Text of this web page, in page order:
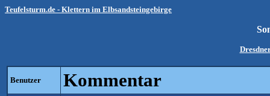
Teufelsturm.de - Klettern im Elbsandsteingebirge
Benutzer Kommentar